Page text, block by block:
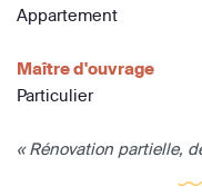
Appartement
Maître d'ouvrage
Particulier
« Rénovation partielle,